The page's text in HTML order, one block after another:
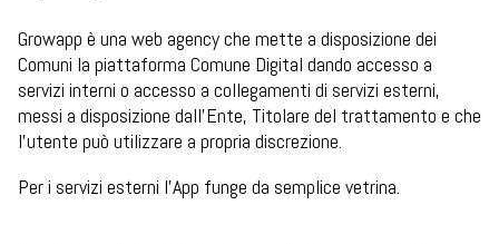
Growapp è una web agency che mette a disposizione dei
Comuni la piattaforma Comune Digital dando accesso a
servizi interni o accesso a collegamenti di servizi esterni,
messi a disposizione dall’Ente, Titolare del trattamento e che
l’utente può utilizzare a propria discrezione.
Per i servizi esterni l’App funge da semplice vetrina.